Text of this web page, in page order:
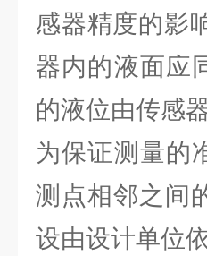
感器精度的影
器内的液面应
的液位由传感
为保证测量的
测点相邻之间
设由设计单位